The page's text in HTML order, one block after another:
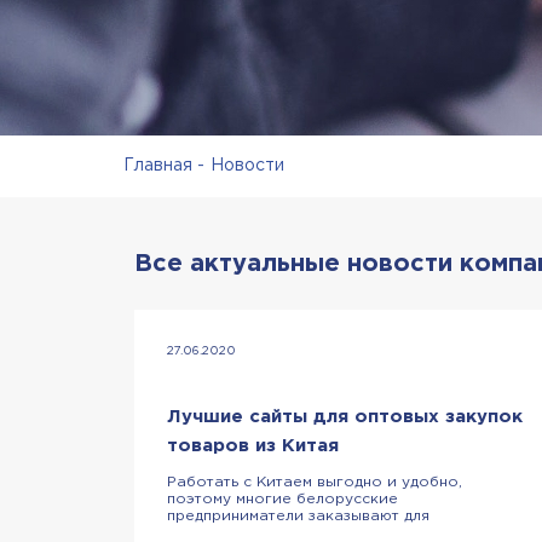
Главная Новости
Все актуальные новости
27.06.2020
Лучшие сайты для оптовых закупок
товаров из Китая
Работать с Китаем выгодно и удобно,
поэтому многие белорусские
предприниматели заказывают для